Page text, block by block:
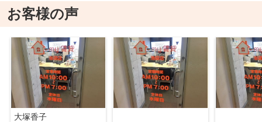
お客様の声
大塚香子